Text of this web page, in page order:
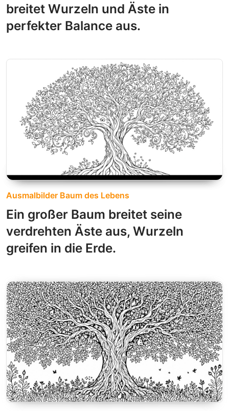
breitet Wurzeln und Äste in
perfekter Balance aus.
Ausmalbilder Baum des Lebens
Ein großer Baum breitet seine
verdrehten Äste aus, Wurzeln
greifen in die Erde.